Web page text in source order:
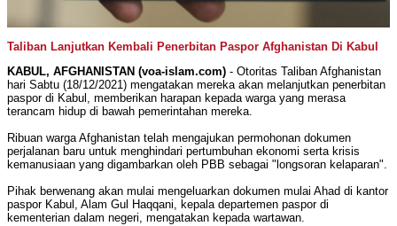
Taliban Lanjutkan Kembali Penerbitan Paspor Afghanistan Di Kabul
KABUL, AFGHANISTAN (voa-islam.com) - Otoritas Taliban Afghanistan
hari Sabtu (18/12/2021) mengatakan mereka akan melanjutkan penerbitan
paspor di Kabul, memberikan harapan kepada warga yang merasa
terancam hidup di bawah pemerintahan mereka.
Ribuan warga Afghanistan telah mengajukan permohonan dokumen
perjalanan baru untuk menghindari pertumbuhan ekonomi serta krisis
kemanusiaan yang digambarkan oleh PBB sebagai "longsoran kelaparan".
Pihak berwenang akan mulai mengeluarkan dokumen mulai Ahad di kantor
paspor Kabul, Alam Gul Haqqani, kepala departemen paspor di
kementerian dalam negeri, mengatakan kepada wartawan.